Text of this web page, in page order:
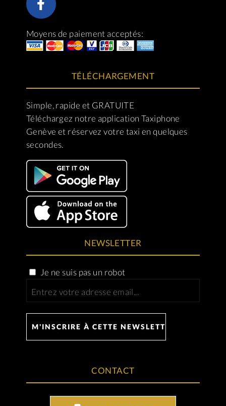
Moyens de paiement acceptés:
TÉLÉCHARGEMENT
Simple, rapide et GRATUITE
Téléchargez notre application Taxiphone
Genève et réservez votre taxi en quelques
secondes.
NEWSLETTER
Je ne suis pas un robot
CONTACT